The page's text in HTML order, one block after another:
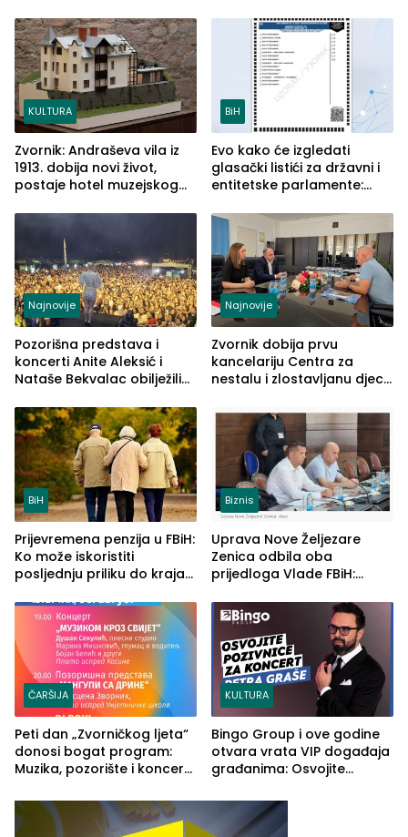
služba građanima
KULTURA
Zvornik: Andraševa vila iz
1913. dobija novi život,
postaje hotel muzejskog
BiH
Evo kako će izgledati
glasački listići za državni i
entitetske parlamente:
vidljive na njima
Najnovije
Pozorišna predstava i
koncerti Anite Aleksić i
Nataše Bekvalac obilježili
ljeta (FOTO)
Najnovije
Zvornik dobija prvu
kancelariju Centra za
nestalu i zlostavljanu djecu
BiH
Prijevremena penzija u FBiH:
Ko može iskoristiti
posljednju priliku do kraja
Biznis
Uprava Nove Željezare
Zenica odbila oba
prijedloga Vlade FBiH:
rješenje
ČARŠIJA
Peti dan „Zvorničkog ljeta“
donosi bogat program:
Muzika, pozorište i koncert
KULTURA
Bingo Group i ove godine
otvara vrata VIP događaja
građanima: Osvojite
Graše